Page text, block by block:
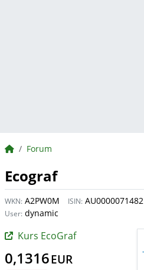
BörsenNEWS.de
Forum
Ecograf
WKN: A2PW0M ISIN: AU0000071482
User: dynamic
Kurs EcoGraf
0,1316EUR